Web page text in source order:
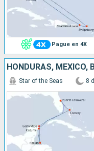
Pague en 4X
Star of the Seas 8 d